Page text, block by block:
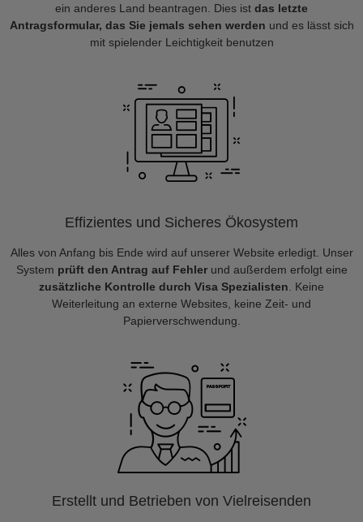
ein anderes Land beantragen. Dies ist das letzte
Antragsformular, das Sie jemals sehen werden und es lässt sich
mit spielender Leichtigkeit benutzen
Effizientes und Sicheres Ökosystem
Alles von Anfang bis Ende wird auf unserer Website erledigt. Unser
System prüft den Antrag auf Fehlerund außerdem erfolgt eine
zusätzliche Kontrolle durch Visa Spezialisten . Keine
Weiterleitung an externe Websites, keine Zeit- und
Papierverschwendung.
Erstellt und Betrieben von Vielreisenden